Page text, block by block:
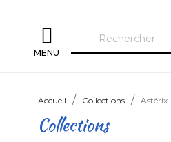
MENU
Accueil Collections Astérix
Collections